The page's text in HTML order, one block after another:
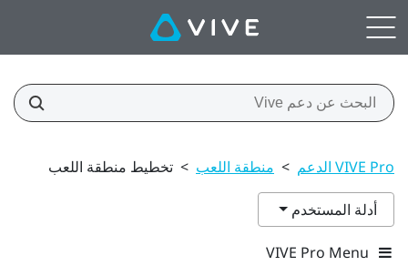
VIVE Pro الدعم > منطقة اللعب > تخطيط منطقة اللعب
أدلة المستخدم
VIVE Pro Menu